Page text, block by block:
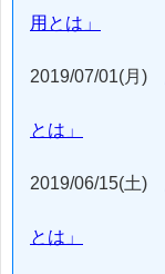
用とは」
2019/07/01(月)
とは」
2019/06/15(土)
とは」